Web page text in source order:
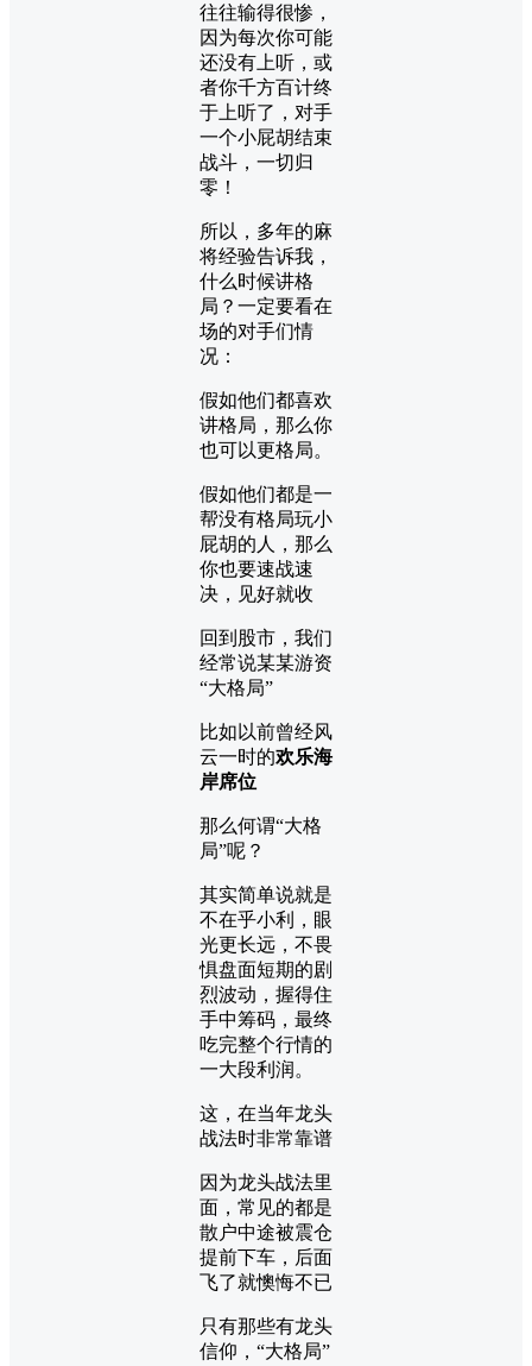
往往输得很惨，
因为每次你可能
还没有上听，或
者你千方百计终
于上听了，对手
一个小屁胡结束
战斗，一切归
零！
所以，多年的麻
将经验告诉我，
什么时候讲格
局？一定要看在
场的对手们情
况：
假如他们都喜欢
讲格局，那么你
也可以更格局。
假如他们都是一
帮没有格局玩小
屁胡的人，那么
你也要速战速
决，见好就收
回到股市，我们
经常说某某游资
“大格局”
比如以前曾经风
云一时的欢乐海
岸席位
那么何谓“大格
局”呢？
其实简单说就是
不在乎小利，眼
光更长远，不畏
惧盘面短期的剧
烈波动，握得住
手中筹码，最终
吃完整个行情的
一大段利润。
这，在当年龙头
战法时非常靠谱
因为龙头战法里
面，常见的都是
散户中途被震仓
提前下车，后面
飞了就懊悔不已
只有那些有龙头
信仰，“大格局”